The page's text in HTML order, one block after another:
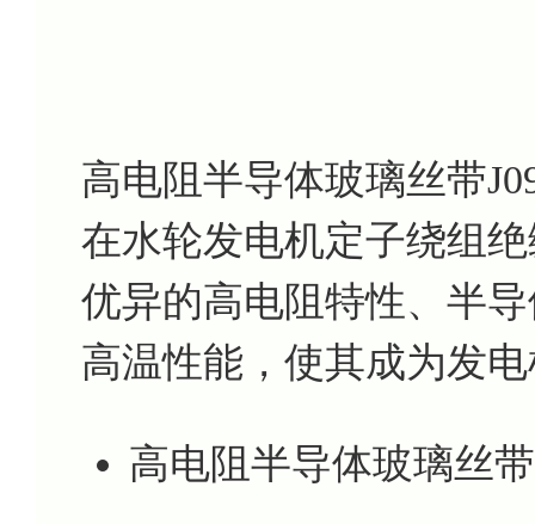
高电阻半导体玻璃丝带
在水轮发电机定子绕组
优异的高电阻特性、半
高温性能，使其成为发
高电阻半导体玻璃丝